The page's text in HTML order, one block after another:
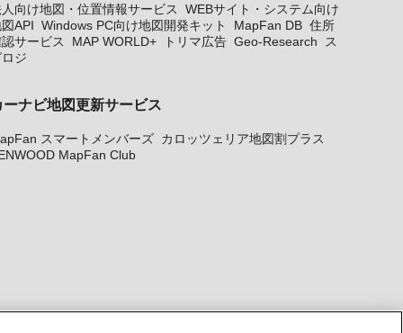
向け地図・位置情報サービス
WEBサイト・システム向け
API Windows PC向け地図開発キット MapFan DB 住所
サービス
MAP WORLD+ トリマ広告 Geo-Research
ス
ジ
ーナビ地図更新サービス
スマートメンバーズ カロッツェリア地図割プラス
MapFan Club